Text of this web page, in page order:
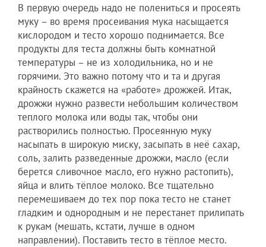
В первую очередь надо не полениться и просеять
муку – во время просеивания мука насыщается
кислородом и тесто хорошо поднимается. Все
продукты для теста должны быть комнатной
температуры – не из холодильника, но и не
горячими. Это важно потому что и та и другая
крайность скажется на «работе» дрожжей. Итак,
дрожжи нужно развести небольшим количеством
теплого молока или воды так, чтобы они
растворились полностью. Просеянную муку
насыпать в широкую миску, засыпать в неё сахар,
соль, залить разведенные дрожжи, масло (если
берется сливочное масло, его нужно растопить),
яйца и влить тёплое молоко. Все тщательно
перемешиваем до тех пор пока тесто не станет
гладким и однородным и не перестанет прилипать
к рукам (мешать, кстати, лучше в одном
направлении). Поставить тесто в тёплое место.